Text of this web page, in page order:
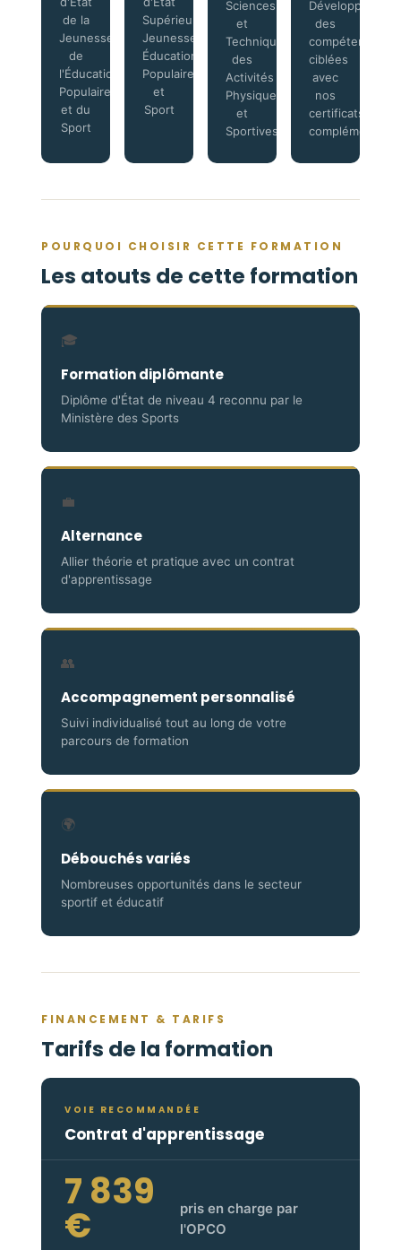
de la
Jeunesse,
de
l'Éducation
Populaire
et du
Sport
Supérieur
Jeunesse,
Éducation
Populaire
et
Sport
Sciences
et
Techniques
des
Activités
Physiques
et
Sportives
Développez
des
compétences
ciblées
avec
nos
certificats
POURQUOI CHOISIR CETTE FORMATION
Les atouts de cette formation
🎓
Formation diplômante
Diplôme d'État de niveau 4 reconnu par le
Ministère des Sports
💼
Alternance
Allier théorie et pratique avec un contrat
d'apprentissage
👥
Accompagnement personnalisé
Suivi individualisé tout au long de votre
parcours de formation
🌍
Débouchés variés
Nombreuses opportunités dans le secteur
sportif et éducatif
FINANCEMENT & TARIFS
Tarifs de la formation
VOIE RECOMMANDÉE
Contrat d'apprentissage
7 839
€
pris en charge par
l'OPCO